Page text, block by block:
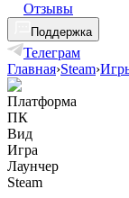
Отзывы
Поддержка
Телеграм
Главная›Steam›
Платформа
ПК
Вид
Игра
Лаунчер
Steam